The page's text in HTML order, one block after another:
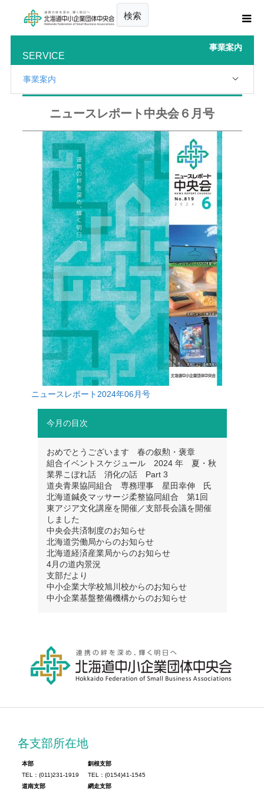
検索
SERVICE
事業案内
事業案内
ニュースレポート中央会６月号
ニュースレポート2024年06月号
今月の目次
おめでとうございます 春の叙勲・褒章
組合イベントスケジュール 2024 年 夏・秋
業界こぼれ話 消化の話 Part 3
道央青果協同組合 専務理事 星田幸伸 氏
北海道鍼灸マッサージ柔整協同組合 第1回
東アジア文化講座を開催／支部長会議を開催
しました
中央会共済制度のお知らせ
北海道労働局からのお知らせ
北海道経済産業局からのお知らせ
4月の道内景況
支部だより
中小企業大学校旭川校からのお知らせ
中小企業基盤整備機構からのお知らせ
各支部所在地
本部
TEL：(011)231-1919
道南支部
釧根支部
TEL：(0154)41-1545
網走支部